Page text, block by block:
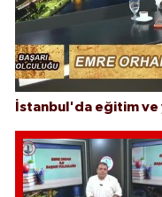
İstanbul'da eğitim ve